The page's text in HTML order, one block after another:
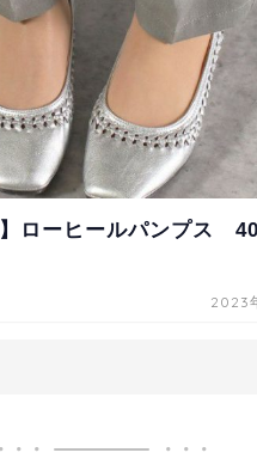
】ローヒールパンプス
2023